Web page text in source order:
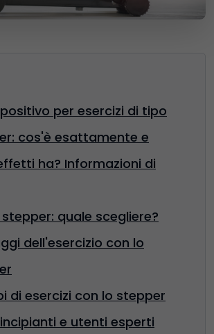
per esercizi di tipo
cos'è esattamente e
ha? Informazioni di
stepper: quale scegliere?
dell'esercizio con lo
di esercizi con lo stepper
e utenti esperti